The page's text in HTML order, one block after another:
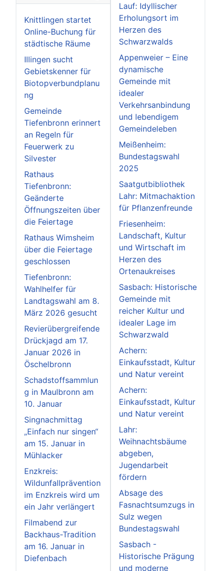
Knittlingen startet
Online-Buchung für
städtische Räume
Illingen sucht
Gebietskenner für
Biotopverbundplanu
ng
Gemeinde
Tiefenbronn erinnert
an Regeln für
Feuerwerk zu
Silvester
Rathaus
Tiefenbronn:
Geänderte
Öffnungszeiten über
die Feiertage
Rathaus Wimsheim
über die Feiertage
geschlossen
Tiefenbronn:
Wahlhelfer für
Landtagswahl am 8.
März 2026 gesucht
Revierübergreifende
Drückjagd am 17.
Januar 2026 in
Öschelbronn
Schadstoffsammlun
g in Maulbronn am
10. Januar
Singnachmittag
„Einfach nur singen“
am 15. Januar in
Mühlacker
Enzkreis:
Wildunfallprävention
im Enzkreis wird um
ein Jahr verlängert
Filmabend zur
Backhaus-Tradition
am 16. Januar in
Diefenbach
Lauf: Idyllischer
Erholungsort im
Herzen des
Schwarzwalds
Appenweier – Eine
dynamische
Gemeinde mit
idealer
Verkehrsanbindung
und lebendigem
Gemeindeleben
Meißenheim:
Bundestagswahl
2025
Saatgutbibliothek
Lahr: Mitmachaktion
für Pflanzenfreunde
Friesenheim:
Landschaft, Kultur
und Wirtschaft im
Herzen des
Ortenaukreises
Sasbach: Historische
Gemeinde mit
reicher Kultur und
idealer Lage im
Schwarzwald
Achern:
Einkaufsstadt, Kultur
und Natur vereint
Achern:
Einkaufsstadt, Kultur
und Natur vereint
Lahr:
Weihnachtsbäume
abgeben,
Jugendarbeit
fördern
Absage des
Fasnachtsumzugs in
Sulz wegen
Bundestagswahl
Sasbach -
Historische Prägung
und moderne